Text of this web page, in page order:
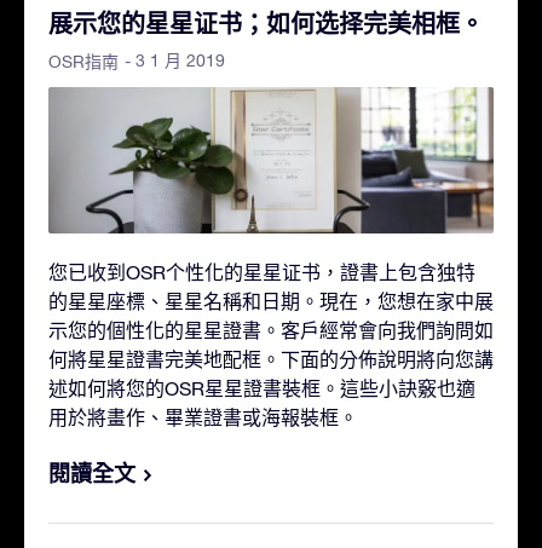
展示您的星星证书；如何选择完美相框。
OSR指南 - 3 1 月 2019
您已收到OSR个性化的星星证书，證書上包含独特
的星星座標、星星名稱和日期。現在，您想在家中展
示您的個性化的星星證書。客戶經常會向我們詢問如
何將星星證書完美地配框。下面的分佈說明將向您講
述如何將您的OSR星星證書裝框。這些小訣竅也適
用於將畫作、畢業證書或海報裝框。
閱讀全文